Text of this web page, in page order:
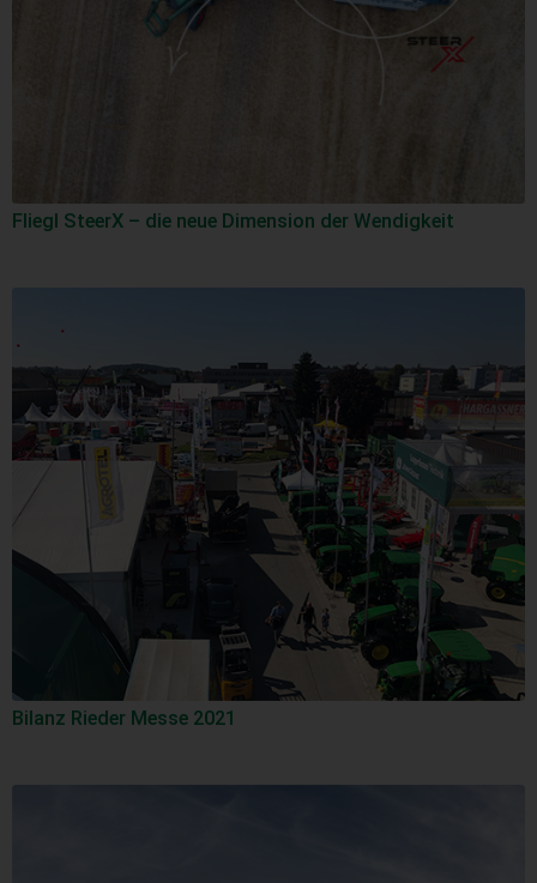
Fliegl SteerX – die neue Dimension der Wendigkeit
Bilanz Rieder Messe 2021